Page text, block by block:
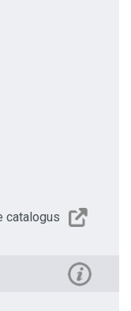
catalogus